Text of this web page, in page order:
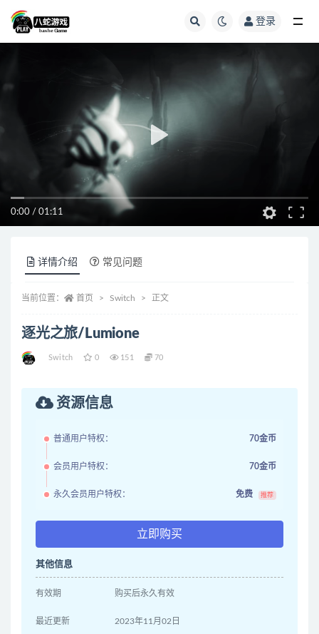
登录
0:00 / 01:11
详情介绍 常见问题
当前位置： 首页 Switch 正文
逐光之旅/Lumione
Switch 0 151 70
资源信息
普通用户特权： 70金币
会员用户特权： 70金币
永久会员用户特权： 免费 推荐
立即购买
其他信息
有效期 购买后永久有效
最近更新 2023年11月02日